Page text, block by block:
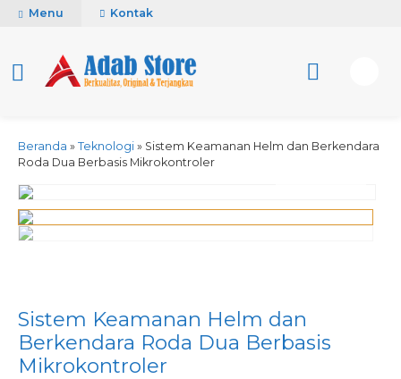
Menu Kontak
Beranda » Teknologi » Sistem Keamanan Helm dan Berkendara
Roda Dua Berbasis Mikrokontroler
Sistem Keamanan Helm dan
Berkendara Roda Dua Berbasis
Mikrokontroler